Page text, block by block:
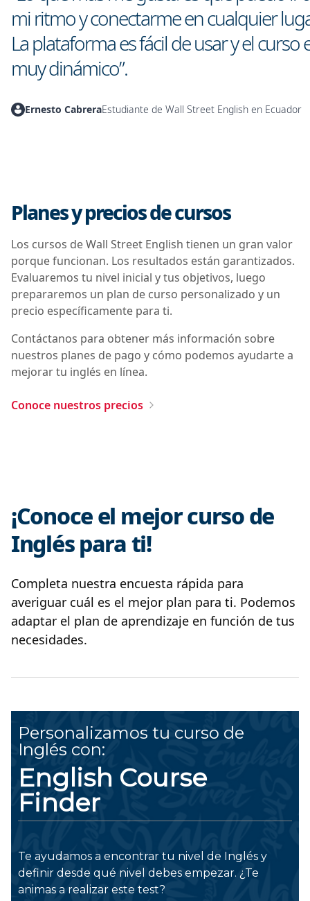
mi ritmo y conectarme en cualquier
La plataforma es fácil de usar y el curso
muy dinámico”.
Ernesto CabreraEstudiante de Wall Street English en Ecuador
Planes y precios de cursos
Los cursos de Wall Street English tienen un gran valor
porque funcionan. Los resultados están garantizados.
Evaluaremos tu nivel inicial y tus objetivos, luego
prepararemos un plan de curso personalizado y un
precio específicamente para ti.
Contáctanos para obtener más información sobre
nuestros planes de pago y cómo podemos ayudarte a
mejorar tu inglés en línea.
Conoce nuestros precios
¡Conoce el mejor curso de
Inglés para ti!
Completa nuestra encuesta rápida para
averiguar cuál es el mejor plan para ti. Podemos
adaptar el plan de aprendizaje en función de tus
necesidades.